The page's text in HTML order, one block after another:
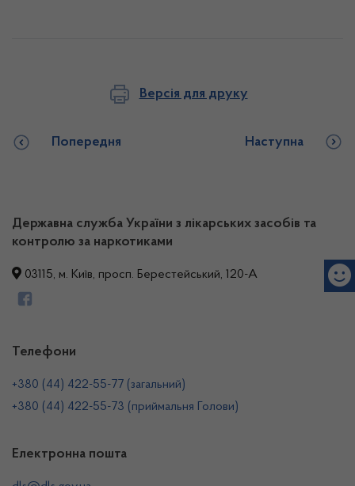
Версія для друку
Попередня Наступна
Державна служба України з лікарських засобів та
контролю за наркотиками
03115, м. Київ, просп. Берестейський, 120-А
Телефони
+380 (44) 422-55-77 (загальний)
+380 (44) 422-55-73 (приймальня Голови)
Електронна пошта